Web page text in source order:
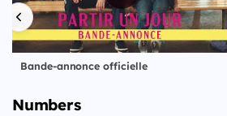
Bande-annonce officielle
Numbers